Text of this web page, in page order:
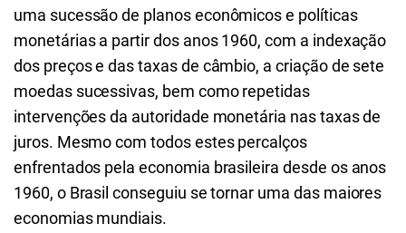
uma sucessão de planos econômicos e políticas
monetárias a partir dos anos 1960, com a indexação
dos preços e das taxas de câmbio, a criação de sete
moedas sucessivas, bem como repetidas
intervenções da autoridade monetária nas taxas de
juros. Mesmo com todos estes percalços
enfrentados pela economia brasileira desde os anos
1960, o Brasil conseguiu se tornar uma das maiores
economias mundiais.